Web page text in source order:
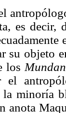
es decir,
su objeto
los
la minoría
anota